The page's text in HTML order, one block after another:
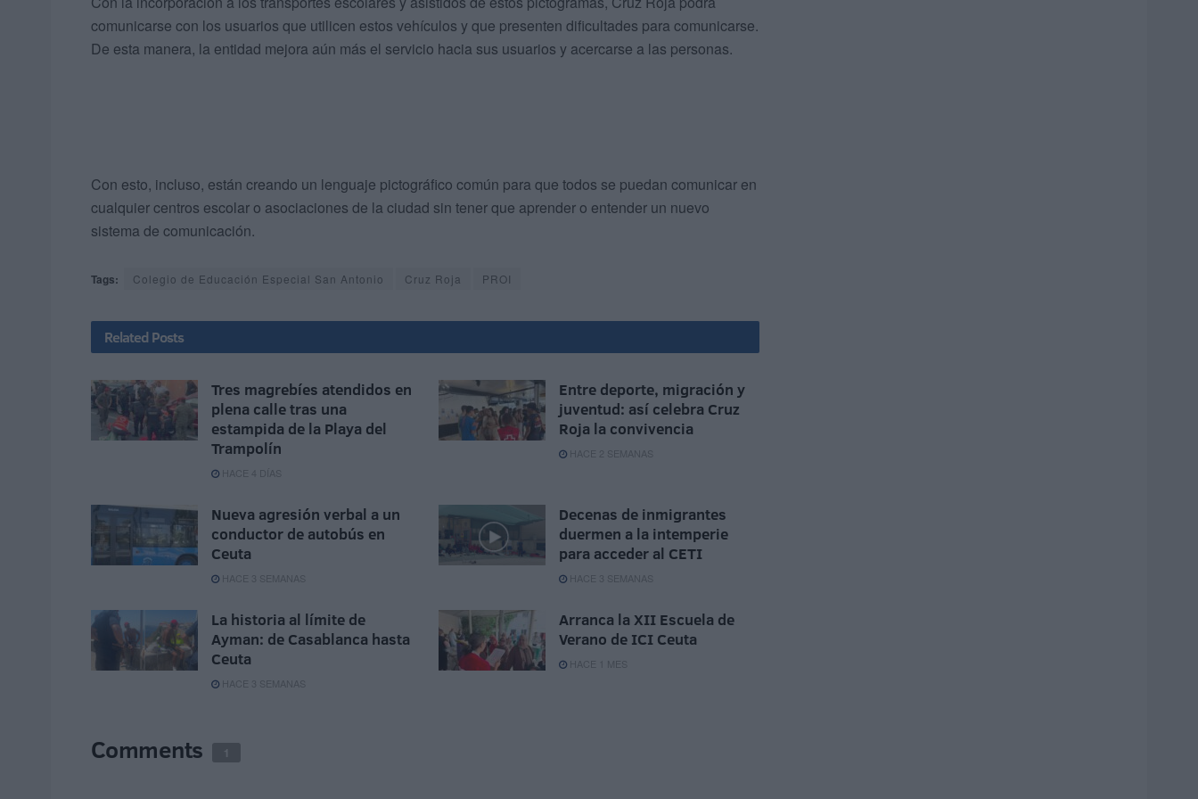
comunicarse con los usuarios que utilicen estos vehículos y que presenten dificultades para comunicarse.
De esta manera, la entidad mejora aún más el servicio hacia sus usuarios y acercarse a las personas.
Con esto, incluso, están creando un lenguaje pictográfico común para que todos se puedan comunicar en
cualquier centros escolar o asociaciones de la ciudad sin tener que aprender o entender un nuevo
sistema de comunicación.
Tags: Colegio de Educación Especial San Antonio Cruz Roja PROI
Related Posts
Tres magrebíes atendidos en
plena calle tras una
estampida de la Playa del
Trampolín
HACE 4 DÍAS
Entre deporte, migración y
juventud: así celebra Cruz
Roja la convivencia
HACE 2 SEMANAS
Nueva agresión verbal a un
conductor de autobús en
Ceuta
HACE 3 SEMANAS
Decenas de inmigrantes
duermen a la intemperie
para acceder al CETI
HACE 3 SEMANAS
La historia al límite de
Ayman: de Casablanca hasta
Ceuta
HACE 3 SEMANAS
Arranca la XII Escuela de
Verano de ICI Ceuta
HACE 1 MES
Comments 1